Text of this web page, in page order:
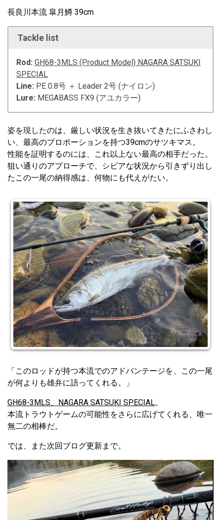
長良川本流 皐月鱒 39cm
Tackle list
Rod: GH68-3MLS (Product Model) NAGARA SATSUKI
SPECIAL
Line: PE 0.8号 ＋ Leader 2号 (ナイロン)
Lure: MEGABASS FX9 (アユカラー)
姿を現したのは、厳しい状況を生き抜いてきたにふさわし
い、最高のプロポーションを持つ39cmのサツキマス。
性能を証明するのには、これ以上ない最高の相手だった。
狙い通りのアプローチで、シビアな状況から引きずり出し
たこの一尾の納得感は、何物にも代えがたい。
「このロッドが持つ本流でのアドバンテージを、この一尾
が何よりも雄弁に語ってくれる。」
GH68-3MLS、NAGARA SATSUKI SPECIAL。
本流トラウトゲームの可能性をさらに広げてくれる、唯一
無二の相棒だ。
では、また次回ブログ更新まで。